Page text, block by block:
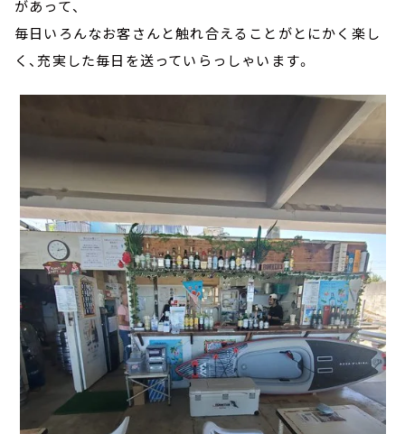
があって、
毎日いろんなお客さんと触れ合えることがとにかく楽し
く、充実した毎日を送っていらっしゃいます。